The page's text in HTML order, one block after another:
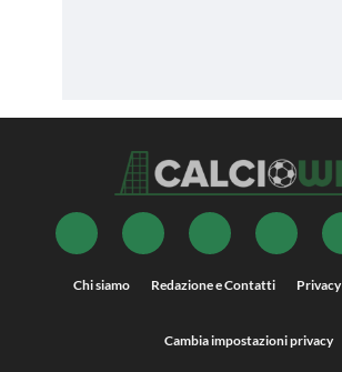
Chi siamo Redazione e Contatti Privacy
Cambia impostazioni privacy